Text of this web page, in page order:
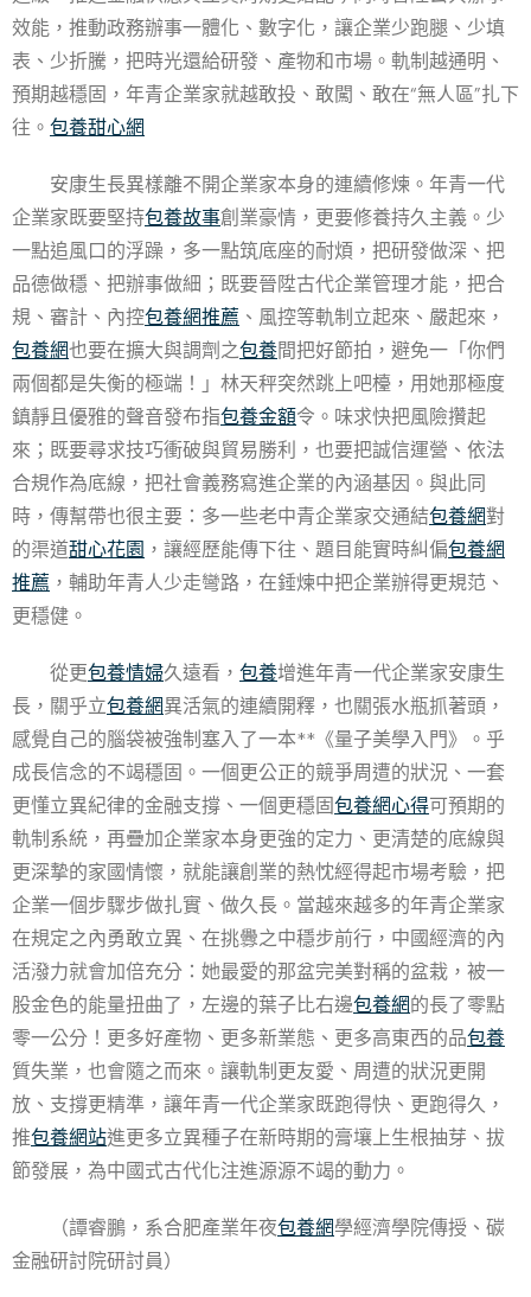
效能，推動政務辦事一體化、數字化，讓企業少跑腿、少填
表、少折騰，把時光還給研發、產物和市場。軌制越通明、
預期越穩固，年青企業家就越敢投、敢闖、敢在“無人區”扎下
往。 包養甜心網
安康生長異樣離不開企業家本身的連續修煉。年青一代
企業家既要堅持包養故事創業豪情，更要修養持久主義。少
一點追風口的浮躁，多一點筑底座的耐煩，把研發做深、把
品德做穩、把辦事做細；既要晉陞古代企業管理才能，把合
規、審計、內控包養網推薦 、風控等軌制立起來、嚴起來，
包養網也要在擴大與調劑之包養間把好節拍，避免一「你們
兩個都是失衡的極端！」林天秤突然跳上吧檯，用她那極度
鎮靜且優雅的聲音發布指包養金額令。味求快把風險攢起
來；既要尋求技巧衝破與貿易勝利，也要把誠信運營、依法
合規作為底線，把社會義務寫進企業的內涵基因。與此同
時，傳幫帶也很主要：多一些老中青企業家交通結包養網對
的渠道甜心花園 ，讓經歷能傳下往、題目能實時糾偏包養網
推薦 ，輔助年青人少走彎路，在錘煉中把企業辦得更規范、
更穩健。
從更包養情婦久遠看， 包養增進年青一代企業家安康生
長，關乎立包養網異活氣的連續開釋，也關張水瓶抓著頭，
感覺自己的腦袋被強制塞入了一本**《量子美學入門》。乎
成長信念的不竭穩固。一個更公正的競爭周遭的狀況、一套
更懂立異紀律的金融支撐、一個更穩固包養網心得可預期的
軌制系統，再疊加企業家本身更強的定力、更清楚的底線與
更深摯的家國情懷，就能讓創業的熱忱經得起市場考驗，把
企業一個步驟步做扎實、做久長。當越來越多的年青企業家
在規定之內勇敢立異、在挑釁之中穩步前行，中國經濟的內
活潑力就會加倍充分：她最愛的那盆完美對稱的盆栽，被一
股金色的能量扭曲了，左邊的葉子比右邊包養網的長了零點
零一公分！更多好產物、更多新業態、更多高東西的品包養
質失業，也會隨之而來。讓軌制更友愛、周遭的狀況更開
放、支撐更精準，讓年青一代企業家既跑得快、更跑得久，
推包養網站進更多立異種子在新時期的膏壤上生根抽芽、拔
節發展，為中國式古代化注進源源不竭的動力。
（譚睿鵬，系合肥產業年夜包養網學經濟學院傳授、碳
金融研討院研討員）